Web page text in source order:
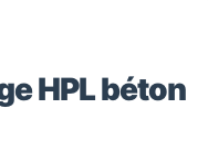
HPL béton